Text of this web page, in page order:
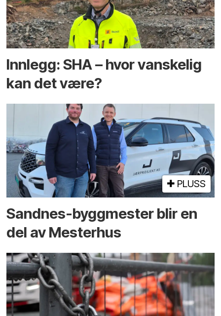
Innlegg: SHA – hvor vanskelig
kan det være?
PLUSS
Sandnes-byggmester blir en
del av Mesterhus